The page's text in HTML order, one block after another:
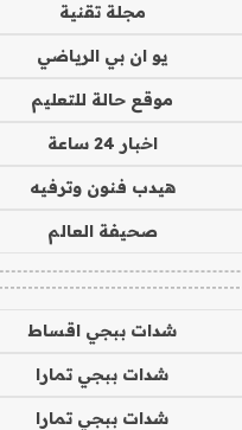
مجلة تقنية
يو ان بي الرياضي
موقع حالة للتعليم
اخبار 24 ساعة
هيدب فنون وترفيه
صحيفة العالم
شدات ببجي اقساط
شدات ببجي تمارا
شدات ببجي تمارا